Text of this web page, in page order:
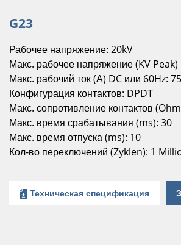
G23
Рабочее напряжение: 20kV
Макс. рабочее напряжение (KV Peak)
Макс. рабочий ток (А) DC или 60Hz: 75
Конфигурация контактов: DPDT
Макс. сопротивление контактов
Макс. время срабатывания (ms): 30
Макс. время отпуска (ms): 10
Кол-во переключений (Zyklen): 1
Техническая спецификация